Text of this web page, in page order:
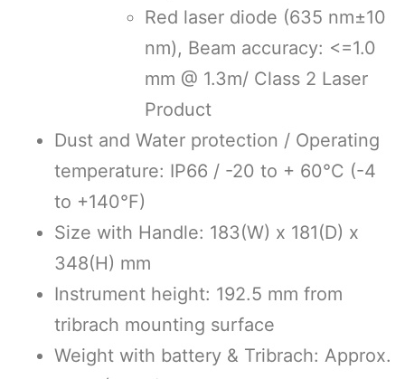
Red laser diode (635 nm±10
nm), Beam accuracy: <=1.0
mm @ 1.3m/ Class 2 Laser
Product
Dust and Water protection / Operating
temperature: IP66 / -20 to + 60°C (-4
to +140°F)
Size with Handle: 183(W) x 181(D) x
348(H) mm
Instrument height: 192.5 mm from
tribrach mounting surface
Weight with battery & Tribrach: Approx.